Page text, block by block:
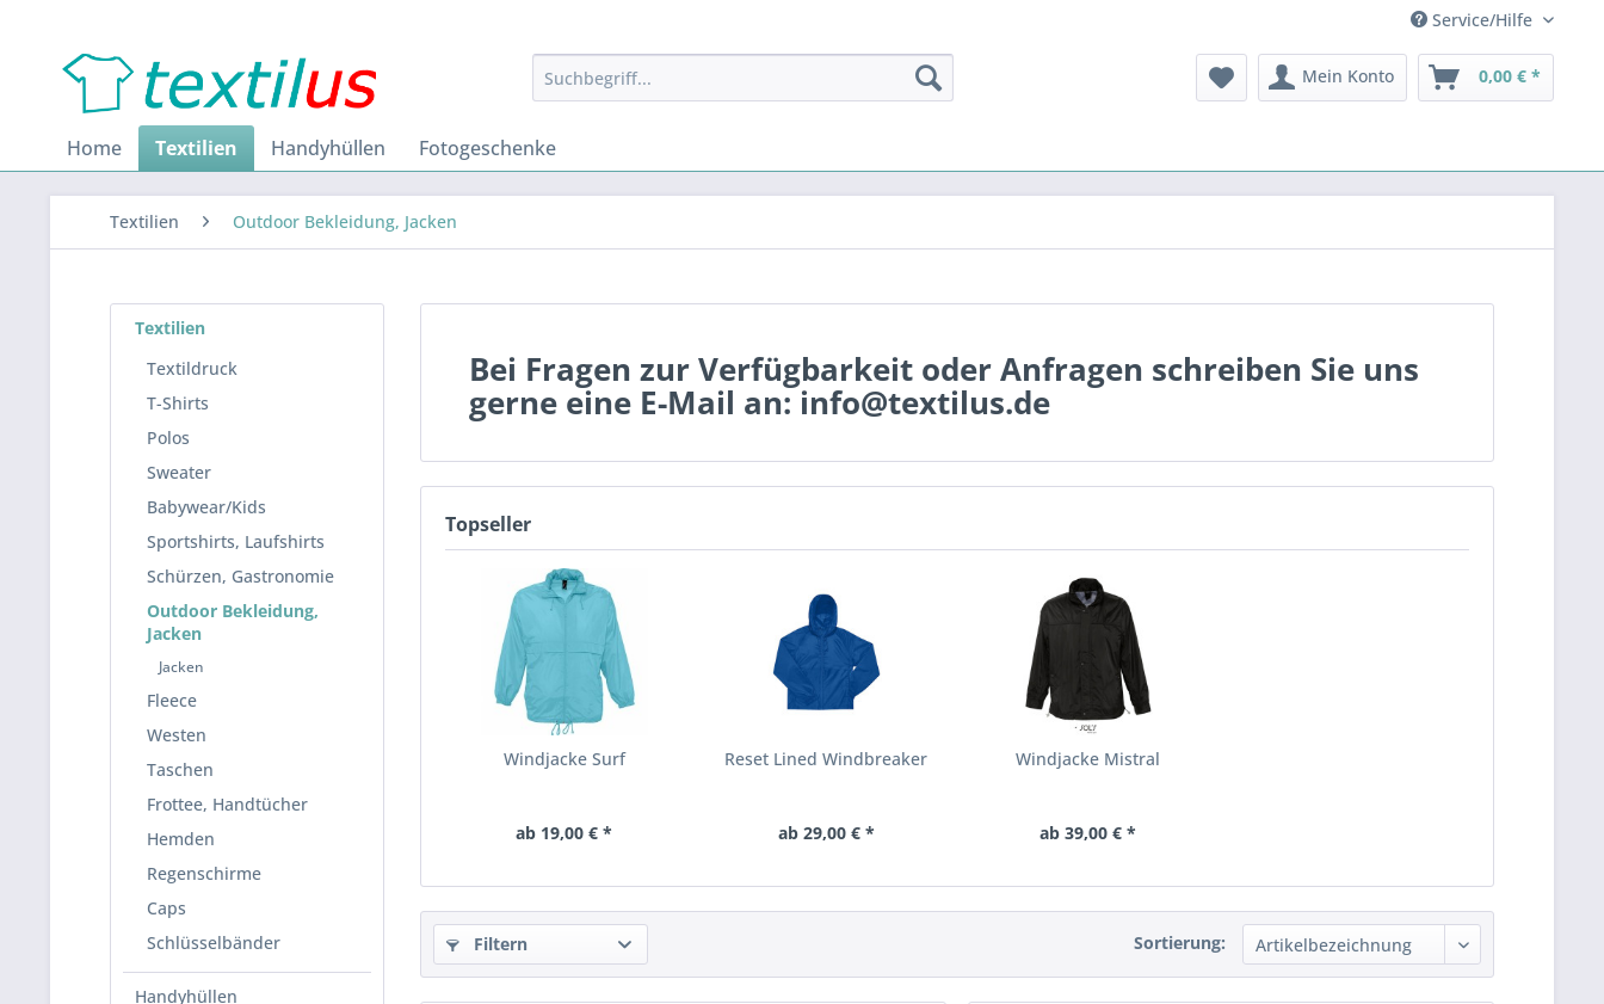
Service/Hilfe
Mein Konto 0,00 € *
Home Textilien Handyhüllen Fotogeschenke
Textilien Outdoor Bekleidung, Jacken
Textilien
Textildruck
T-Shirts
Polos
Sweater
Babywear/Kids
Sportshirts, Laufshirts
Schürzen, Gastronomie
Outdoor Bekleidung,
Jacken
Jacken
Fleece
Westen
Taschen
Frottee, Handtücher
Hemden
Regenschirme
Caps
Schlüsselbänder
Handyhüllen
Bei Fragen zur Verfügbarkeit oder Anfragen schreiben Sie uns
gerne eine E-Mail an: info@textilus.de
Topseller
Windjacke Surf
ab 19,00 € *
Reset Lined Windbreaker
ab 29,00 € *
Windjacke Mistral
ab 39,00 € *
Filtern Sortierung: